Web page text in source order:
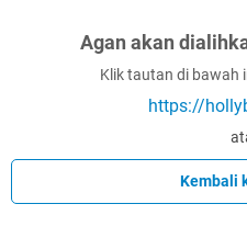
Agan akan
Klik tautan di bawah
https://
Kembali